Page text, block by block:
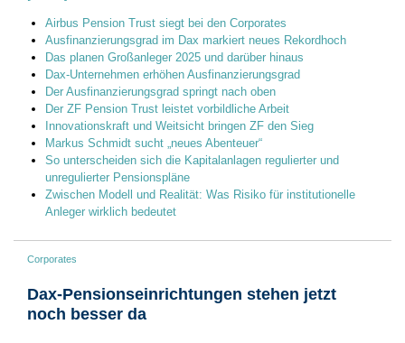
Airbus Pension Trust siegt bei den Corporates
Ausfinanzierungsgrad im Dax markiert neues Rekordhoch
Das planen Großanleger 2025 und darüber hinaus
Dax-Unternehmen erhöhen Ausfinanzierungsgrad
Der Ausfinanzierungsgrad springt nach oben
Der ZF Pension Trust leistet vorbildliche Arbeit
Innovationskraft und Weitsicht bringen ZF den Sieg
Markus Schmidt sucht „neues Abenteuer“
So unterscheiden sich die Kapitalanlagen regulierter und
unregulierter Pensionspläne
Zwischen Modell und Realität: Was Risiko für institutionelle
Anleger wirklich bedeutet
Corporates
Dax-Pensionseinrichtungen stehen jetzt
noch besser da